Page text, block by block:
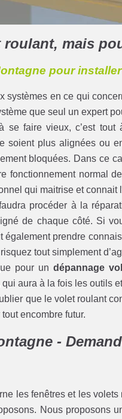
mais
pour
systèmes en ce qui
que seul un expert
se faire vieux, c’est
soient plus alignées ou
bloquées. Dans ce
fonctionnement normal
qui maitrise et connait
procéder à la
de chaque côté. Si
également prendre
tout simplement
pour un dépannage
qui aura à la fois les outils
que le volet roulant
encombre futur.
-
les fenêtres et les
Nous proposons